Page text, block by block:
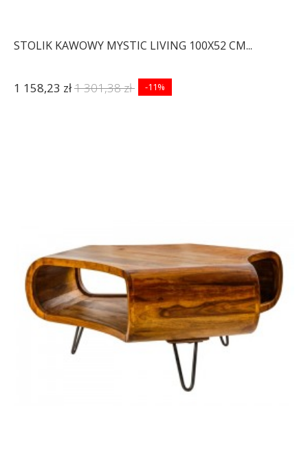
STOLIK KAWOWY MYSTIC LIVING 100X52 CM...
1 158,23 zł1 301,38 zł -11%